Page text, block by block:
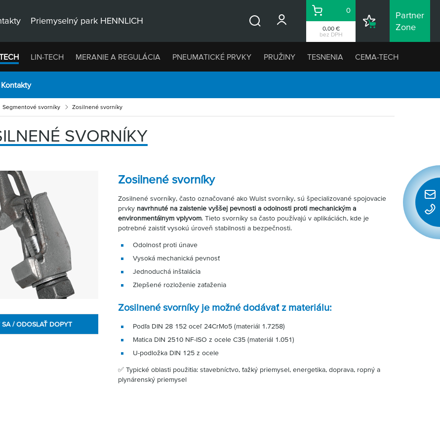
Priemyselný park HENNLICH
0,00 €
bez DPH
Košík
0
Nákupný
Partner
Zone
LIN-TECH MERANIE A REGULÁCIA PNEUMATICKÉ PRVKY PRUŽINY TESNENIA CEMA-TECH
Kontakty
Segmentové svorníky Zosilnené svorníky
SVORNÍKY
SA / ODOSLAŤ DOPYT
Zosilnené svorníky
Zosilnené svorníky, často označované ako Wulst svorníky, sú špecializované spojovacie
prvky navrhnuté na zaistenie vyššej pevnosti a odolnosti proti mechanickým a
environmentálnym vplyvom. Tieto svorníky sa často používajú v aplikáciách, kde je
potrebné zaistiť vysokú úroveň stabilnosti a bezpečnosti.
Odolnosť proti únave
Vysoká mechanická pevnosť
Jednoduchá inštalácia
Zlepšené rozloženie zaťaženia
Zosilnené svorníky je možné dodávať z materiálu:
Podľa DIN 28 152 oceľ 24CrMo5 (materiál 1.7258)
Matica DIN 2510 NF-ISO z ocele C35 (materiál 1.051)
U-podložka DIN 125 z ocele
✅ Typické oblasti použitia: stavebníctvo, ťažký priemysel, energetika, doprava, ropný a
plynárenský priemysel